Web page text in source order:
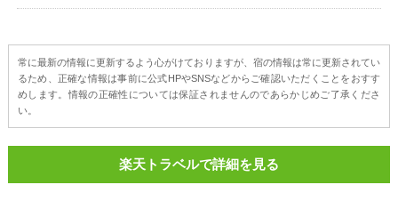
常に最新の情報に更新するよう心がけておりますが、宿の情報は常に更新されてい
るため、正確な情報は事前に公式HPやSNSなどからご確認いただくことをおすす
めします。情報の正確性については保証されませんのであらかじめご了承くださ
い。
楽天トラベルで詳細を見る